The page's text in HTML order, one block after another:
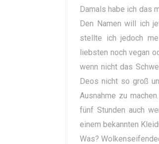
Damals habe ich das
Den Namen will ich
stellte ich jedoch
liebsten noch vegan
wenn nicht das
Deos nicht so groß
Ausnahme zu
fünf Stunden auch
einem bekannten
Was?